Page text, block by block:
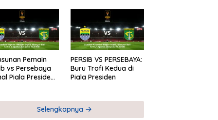
Pemain
vs Persebaya
Piala Presiden
PERSIB VS PERSEBAYA:
Buru Trofi Kedua di
Piala Presiden
Selengkapnya